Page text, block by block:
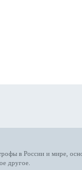
в России и мире ,
другое